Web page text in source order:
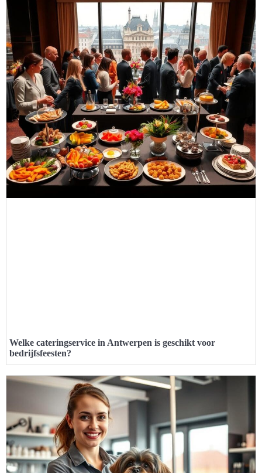
Welke cateringservice in Antwerpen is geschikt voor
bedrijfsfeesten?